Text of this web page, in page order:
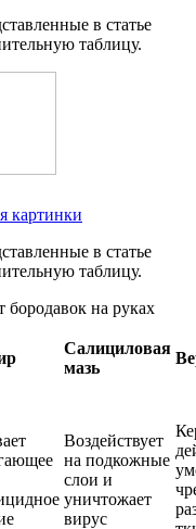
в статье
таблицу.
картинки
в статье
таблицу.
бородавок на руках
Салициловая
мазь
Воздействует
на подкожные
слои и
уничтожает
вирус